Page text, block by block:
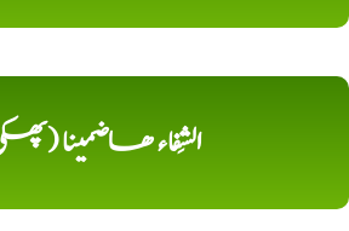
الشِفاء ھاضمینا